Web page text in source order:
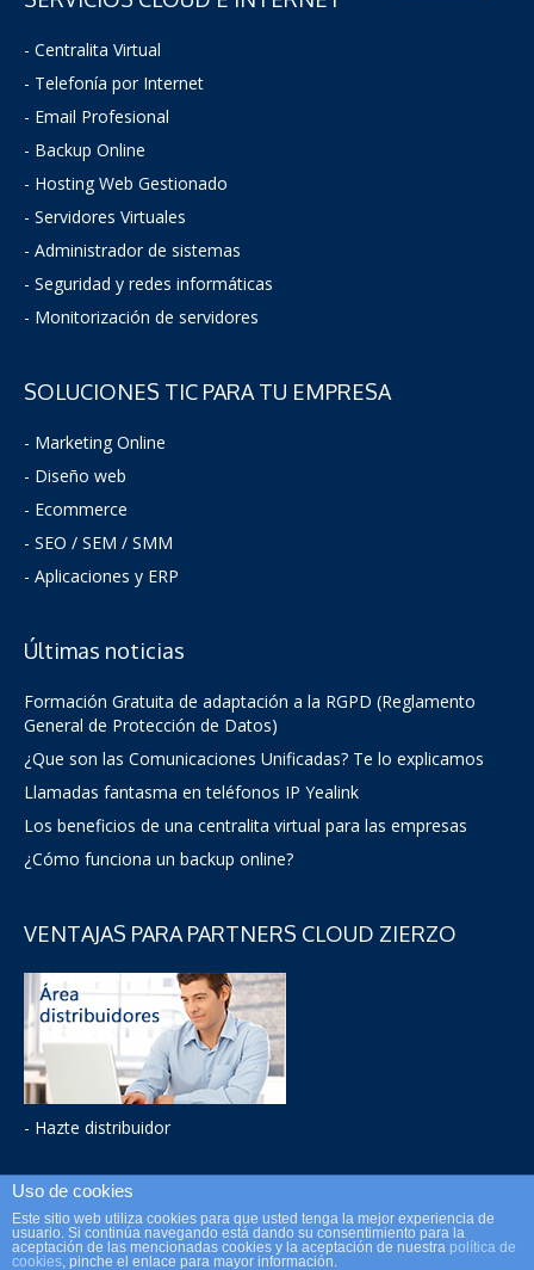
- Centralita Virtual
- Telefonía por Internet
- Email Profesional
- Backup Online
- Hosting Web Gestionado
- Servidores Virtuales
- Administrador de sistemas
- Seguridad y redes informáticas
- Monitorización de servidores
SOLUCIONES TIC PARA TU EMPRESA
- Marketing Online
- Diseño web
- Ecommerce
- SEO / SEM / SMM
- Aplicaciones y ERP
Últimas noticias
Formación Gratuita de adaptación a la RGPD (Reglamento
General de Protección de Datos)
¿Que son las Comunicaciones Unificadas? Te lo explicamos
Llamadas fantasma en teléfonos IP Yealink
Los beneficios de una centralita virtual para las empresas
¿Cómo funciona un backup online?
VENTAJAS PARA PARTNERS CLOUD ZIERZO
- Hazte distribuidor
Zierzo Telecom / Teléfono: 900 264 246 / Mail: info@zierzo.es
Uso de cookies
Este sitio web utiliza cookies para que usted tenga la mejor experiencia de
usuario. Si continúa navegando está dando su consentimiento para la
aceptación de las mencionadas cookies y la aceptación de nuestra política de
cookies, pinche el enlace para mayor información.